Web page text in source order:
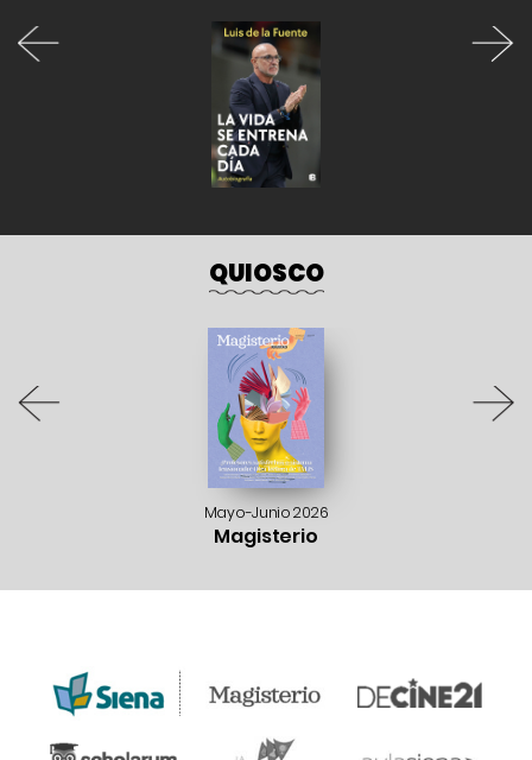
QUIOSCO
Mayo-Junio 2026
Magisterio